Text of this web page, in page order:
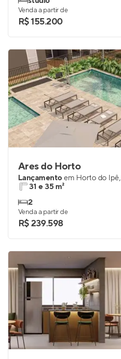
Venda a partir de
R$ 155.200
Ares do Horto
Lançamento em Horto do Ipê,
31 e 35 m²
2
Venda a partir de
R$ 239.598